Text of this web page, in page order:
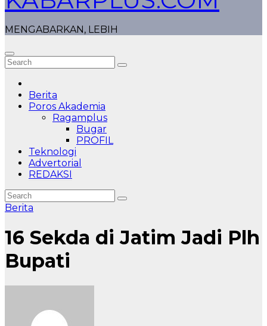
MENGABARKAN, LEBIH
Berita
Poros Akademia
Ragamplus
Bugar
PROFIL
Teknologi
Advertorial
REDAKSI
Berita
16 Sekda di Jatim Jadi Plh
Bupati